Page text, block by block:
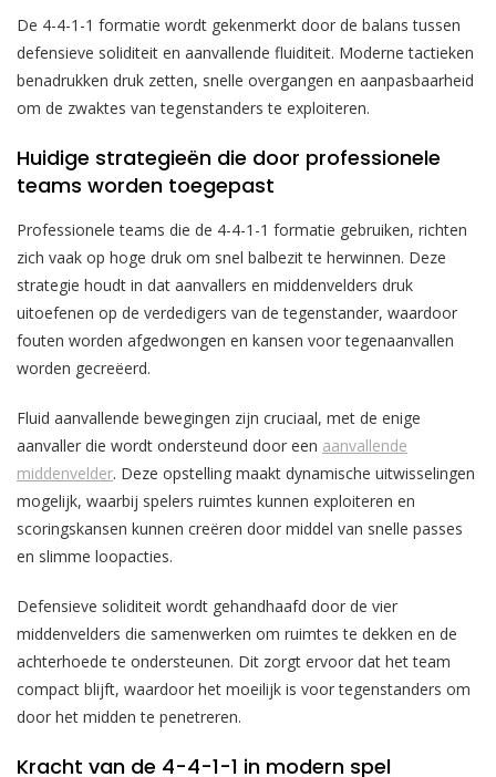
De 4-4-1-1 formatie wordt gekenmerkt door de balans tussen
defensieve soliditeit en aanvallende fluiditeit. Moderne tactieken
benadrukken druk zetten, snelle overgangen en aanpasbaarheid
om de zwaktes van tegenstanders te exploiteren.
Huidige strategieën die door professionele
teams worden toegepast
Professionele teams die de 4-4-1-1 formatie gebruiken, richten
zich vaak op hoge druk om snel balbezit te herwinnen. Deze
strategie houdt in dat aanvallers en middenvelders druk
uitoefenen op de verdedigers van de tegenstander, waardoor
fouten worden afgedwongen en kansen voor tegenaanvallen
worden gecreëerd.
Fluid aanvallende bewegingen zijn cruciaal, met de enige
aanvaller die wordt ondersteund door een aanvallende
middenvelder. Deze opstelling maakt dynamische uitwisselingen
mogelijk, waarbij spelers ruimtes kunnen exploiteren en
scoringskansen kunnen creëren door middel van snelle passes
en slimme loopacties.
Defensieve soliditeit wordt gehandhaafd door de vier
middenvelders die samenwerken om ruimtes te dekken en de
achterhoede te ondersteunen. Dit zorgt ervoor dat het team
compact blijft, waardoor het moeilijk is voor tegenstanders om
door het midden te penetreren.
Kracht van de 4-4-1-1 in modern spel